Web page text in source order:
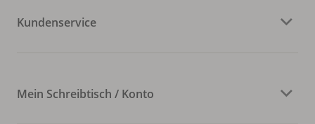
Kundenservice
Mein Schreibtisch / Konto